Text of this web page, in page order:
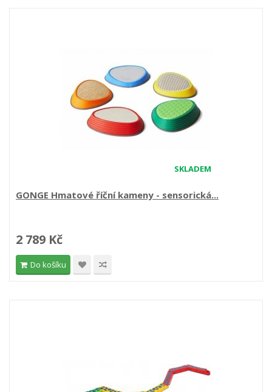
SKLADEM
GONGE Hmatové říční kameny - sensorická...
2 789 Kč
Do košíku